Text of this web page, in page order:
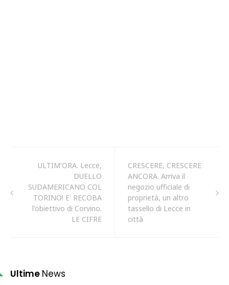
ULTIM'ORA. Lecce,
DUELLO
SUDAMERICANO COL
TORINO! E' RECOBA
l'obiettivo di Corvino.
LE CIFRE
CRESCERE, CRESCERE
ANCORA. Arriva il
negozio ufficiale di
proprietà, un altro
tassello di Lecce in
città
Ultime News